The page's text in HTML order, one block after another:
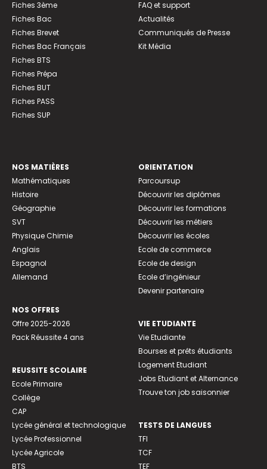
Fiches 3ème
Fiches Bac
Fiches Brevet
Fiches Bac Français
Fiches BTS
Fiches Prépa
Fiches BUT
Fiches PASS
Fiches SUP
FAQ et support
Actualités
Communiqués de Presse
Kit Média
NOS MATIÈRES
Mathématiques
Histoire
Géographie
SVT
Physique Chimie
Anglais
Espagnol
Allemand
NOS OFFRES
Offre 2025-2026
Pack Réussite 4 ans
REUSSITE SCOLAIRE
Ecole Primaire
Collège
CAP
Lycée général et technologique
Lycée Professionnel
Lycée Agricole
BTS
ORIENTATION
Parcoursup
Découvrir les diplômes
Découvrir les formations
Découvrir les métiers
Découvrir les écoles
Ecole de commerce
Ecole de design
Ecole d’ingénieur
Devenir partenaire
VIE ETUDIANTE
Vie Etudiante
Bourses et prêts étudiants
Logement Etudiant
Jobs Etudiant et Alternance
Trouve ton job saisonnier
TESTS DE LANGUES
TFI
TCF
TEF